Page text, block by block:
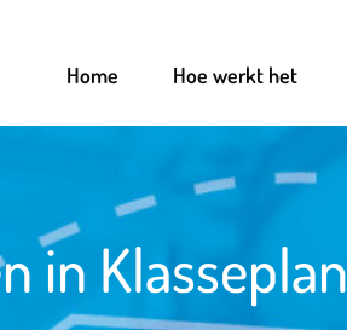
Home Hoe werkt het
in Klasseplan